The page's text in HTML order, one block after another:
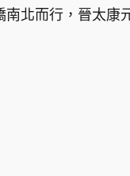
北而行，晉太康